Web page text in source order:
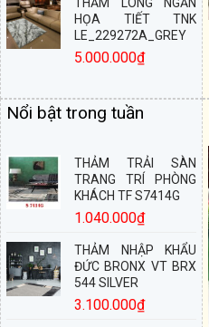
HỌA TIẾT TNK
LE_229272A_GREY
5.000.000₫
Nổi bật trong tuần
THẢM TRẢI SÀN
TRANG TRÍ PHÒNG
KHÁCH TF S7414G
1.040.000₫
THẢM NHẬP KHẨU
ĐỨC BRONX VT BRX
544 SILVER
3.100.000₫